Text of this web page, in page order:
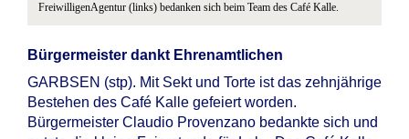
FreiwilligenAgentur (links) bedanken sich beim Team des Café Kalle.
Bürgermeister dankt Ehrenamtlichen
GARBSEN (stp). Mit Sekt und Torte ist das zehnjährige
Bestehen des Café Kalle gefeiert worden.
Bürgermeister Claudio Provenzano bedankte sich und